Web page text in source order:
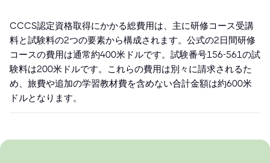
CCCS認定資格取得にかかる総費用は、主に研修コース受講
料と試験料の2つの要素から構成されます。公式の2日間研修
コースの費用は通常約400米ドルです。試験番号156-561の試
験料は200米ドルです。これらの費用は別々に請求されるた
め、旅費や追加の学習教材費を含めない合計金額は約600米
ドルとなります。